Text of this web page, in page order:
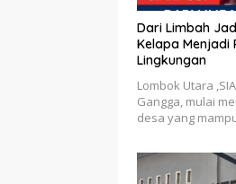
Dari Limbah
Kelapa Menjadi
Lingkungan
Lombok Utara
Gangga, mulai
desa yang